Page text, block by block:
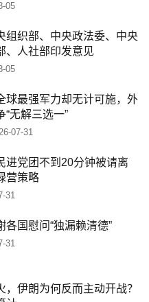
05
组织部、中央政法委、中央
、人社部印发意见
05
球最强军力却无计可施，外
“无解三选一”
07-31
进党团不到20分钟被请离
营策略
31
各国慰问“独漏赖清德”
31
，伊朗为何反而主动开战？